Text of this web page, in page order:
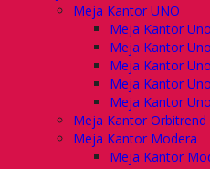
Meja Kantor UNO
Meja Kantor
Meja Kantor
Meja Kantor
Meja Kantor
Meja Kantor
Meja Kantor Orbitrend
Meja Kantor Modera
Meja Kantor